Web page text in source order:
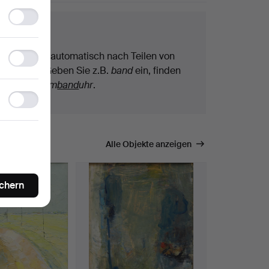
Wir suchen automatisch nach Teilen von
Begriffen. Geben Sie z.B.bandein, finden
Armbanduhr.
Alle Objekte anzeigen
Functionality
storage
Statistics
storage
Ad
storage